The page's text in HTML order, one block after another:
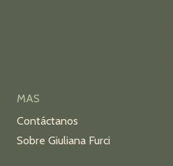
MAS
Contáctanos
Sobre Giuliana Furci